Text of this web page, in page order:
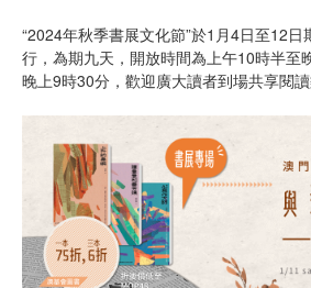
“2024年秋季書展文化節”於1月4日至12日
行，為期九天，開放時間為上午10時半至
晚上9時30分，歡迎廣大讀者到場共享閱讀